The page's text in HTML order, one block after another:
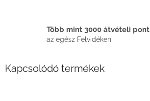
Több mint 3000 átvételi pont
az egész Felvidéken
Kapcsolódó termékek